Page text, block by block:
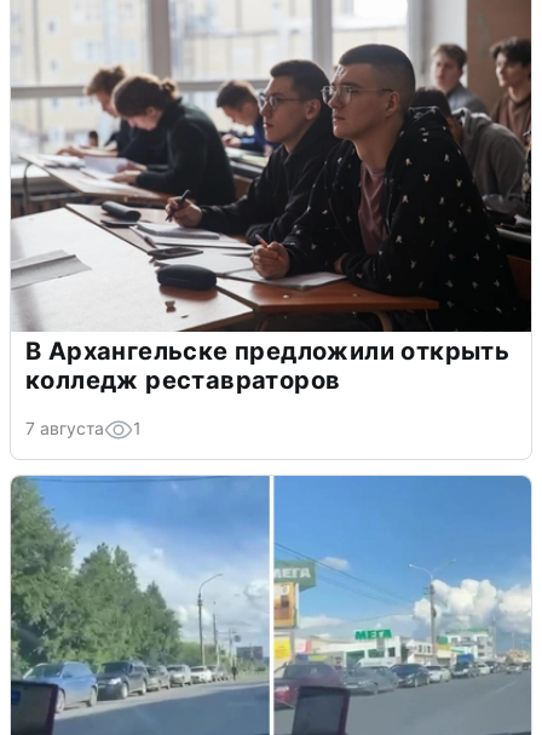
В Архангельске предложили открыть
колледж реставраторов
7 августа 1